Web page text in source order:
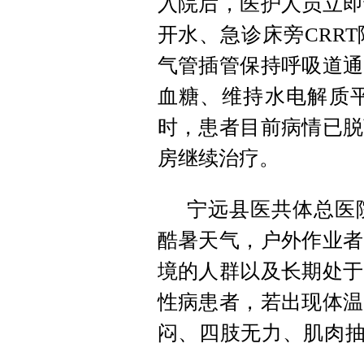
开水、急诊床旁
气管插管保持呼吸道
血糖、维持水电解质
时，患者目前病情已
房继续治疗。
宁远县医共体总医
酷暑天气，户外作业
境的人群以及长期处
性病患者，若出现体
闷、四肢无力、肌肉